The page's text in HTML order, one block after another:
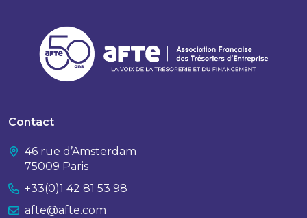
Contact
46 rue d’Amsterdam
75009 Paris
+33(0)1 42 81 53 98
afte@afte.com